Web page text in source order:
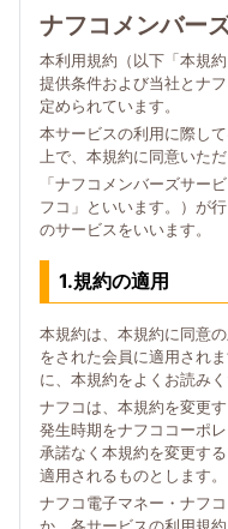
ナフコメンバー
本利用規約（以下「本規
提供条件および当社とナ
定められています。
本サービスの利用に際し
上で、本規約に同意いた
「ナフコメンバーズサー
フコ」といいます。）が
のサービスをいいます。
1.規約の適用
本規約は、本規約に同意
をされた会員に適用され
に、本規約をよくお読みく
ナフコは、本規約を変更
発生時期をナフココーポ
承諾なく本規約を変更す
適用されるものとします。
ナフコ電子マネー・ナフ